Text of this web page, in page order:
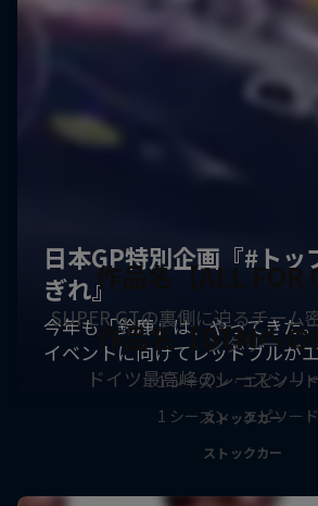
作品名【ALL FOR
SUPER GTの裏側に迫るチーム
ンタリー
1 シーズン · エピソー
ストックカー
作品名【DTMへ
ドイツ最高峰のレースシリ
1 シーズン · エピソー
ストックカー